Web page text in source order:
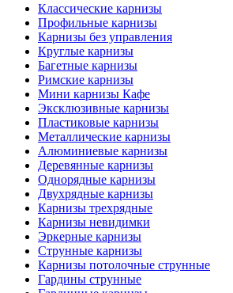
Классические карнизы
Профильные карнизы
Карнизы без управления
Круглые карнизы
Багетные карнизы
Римские карнизы
Мини карнизы Кафе
Эксклюзивные карнизы
Пластиковые карнизы
Металлические карнизы
Алюминиевые карнизы
Деревянные карнизы
Однорядные карнизы
Двухрядные карнизы
Карнизы трехрядные
Карнизы невидимки
Эркерные карнизы
Струнные карнизы
Карнизы потолочные струнные
Гардины струнные